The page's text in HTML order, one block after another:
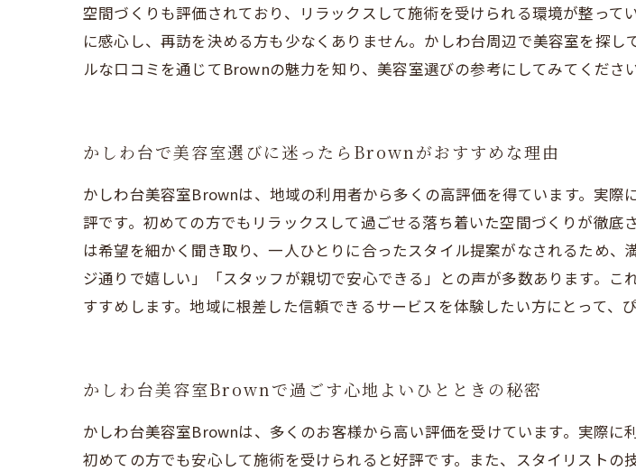
空間づくりも評価されており、リラックスして施術を受けられる環境が整っ
に感心し、再訪を決める方も少なくありません。かしわ台周辺で美容室を探
ルな口コミを通じてBrownの魅力を知り、美容室選びの参考にしてみてください
かしわ台で美容室選びに迷ったらBrownがおすすめな理由
かしわ台美容室Brownは、地域の利用者から多くの高評価を得ています。実
評です。初めての方でもリラックスして過ごせる落ち着いた空間づくりが徹
は希望を細かく聞き取り、一人ひとりに合ったスタイル提案がなされるため
ジ通りで嬉しい」「スタッフが親切で安心できる」との声が多数あります。
すすめします。地域に根差した信頼できるサービスを体験したい方にとって、
かしわ台美容室Brownで過ごす心地よいひとときの秘密
かしわ台美容室Brownは、多くのお客様から高い評価を受けています。実際に
初めての方でも安心して施術を受けられると好評です。また、スタイリスト